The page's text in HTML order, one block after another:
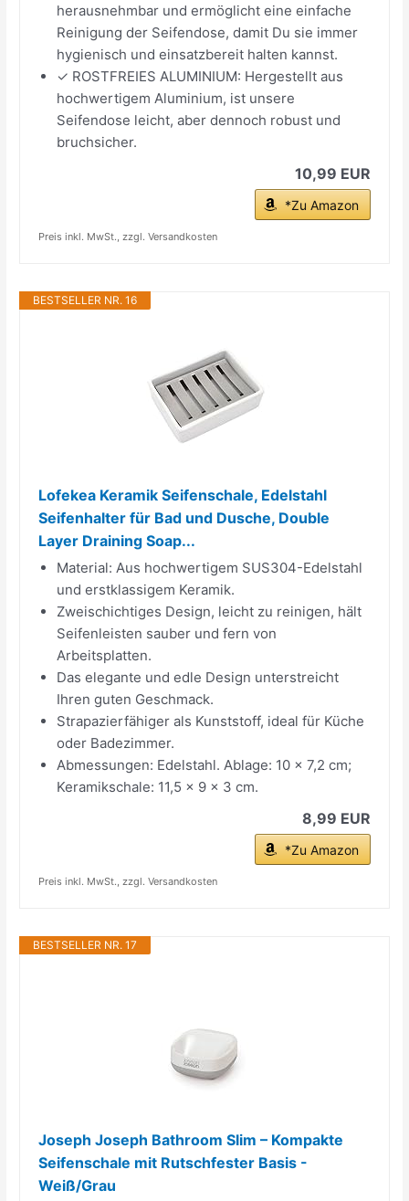
herausnehmbar und ermöglicht eine einfache
Reinigung der Seifendose, damit Du sie immer
hygienisch und einsatzbereit halten kannst.
✓ ROSTFREIES ALUMINIUM: Hergestellt aus
hochwertigem Aluminium, ist unsere
Seifendose leicht, aber dennoch robust und
bruchsicher.
10,99 EUR
*Zu Amazon
Preis inkl. MwSt., zzgl. Versandkosten
BESTSELLER NR. 16
Lofekea Keramik Seifenschale, Edelstahl
Seifenhalter für Bad und Dusche, Double
Layer Draining Soap...
Material: Aus hochwertigem SUS304-Edelstahl
und erstklassigem Keramik.
Zweischichtiges Design, leicht zu reinigen, hält
Seifenleisten sauber und fern von
Arbeitsplatten.
Das elegante und edle Design unterstreicht
Ihren guten Geschmack.
Strapazierfähiger als Kunststoff, ideal für Küche
oder Badezimmer.
Abmessungen: Edelstahl. Ablage: 10 x 7,2 cm;
Keramikschale: 11,5 x 9 x 3 cm.
8,99 EUR
*Zu Amazon
Preis inkl. MwSt., zzgl. Versandkosten
BESTSELLER NR. 17
Joseph Joseph Bathroom Slim – Kompakte
Seifenschale mit Rutschfester Basis -
Weiß/Grau